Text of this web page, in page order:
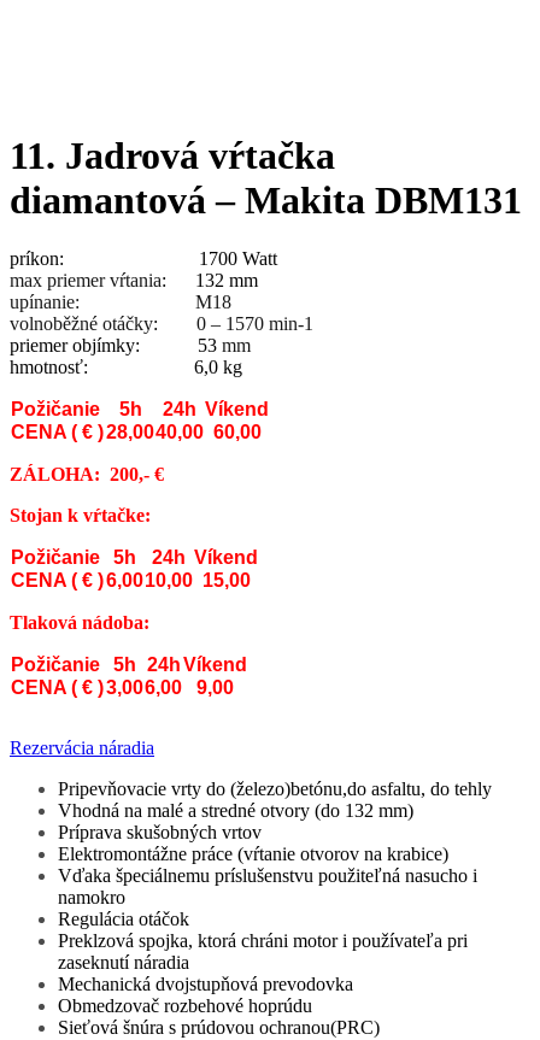
11. Jadrová vŕtačka
diamantová – Makita DBM131
príkon: 1700 Watt
max priemer vŕtania: 132 mm
upínanie: M18
volnoběžné otáčky: 0 – 1570 min-1
priemer objímky: 53 mm
hmotnosť: 6,0 kg
Požičanie 5h 24h Víkend
CENA ( € )28,0040,00 60,00
ZÁLOHA: 200,- €
Stojan k vŕtačke:
Požičanie 5h 24h Víkend
CENA ( € )6,0010,00 15,00
Tlaková nádoba:
Požičanie 5h 24hVíkend
CENA ( € )3,006,00 9,00
Rezervácia náradia
Pripevňovacie vrty do (železo)betónu,do asfaltu, do tehly
Vhodná na malé a stredné otvory (do 132 mm)
Príprava skušobných vrtov
Elektromontážne práce (vŕtanie otvorov na krabice)
Vďaka špeciálnemu príslušenstvu použiteľná nasucho i
namokro
Regulácia otáčok
Preklzová spojka, ktorá chráni motor i používateľa pri
zaseknutí náradia
Mechanická dvojstupňová prevodovka
Obmedzovač rozbehové hoprúdu
Sieťová šnúra s prúdovou ochranou(PRC)